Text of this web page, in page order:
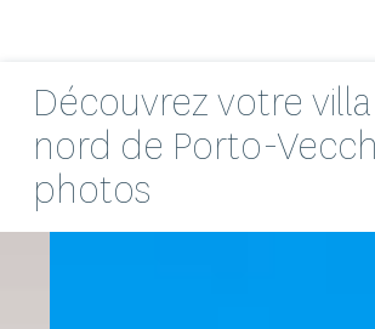
Découvrez votre villa
nord de Porto-
photos